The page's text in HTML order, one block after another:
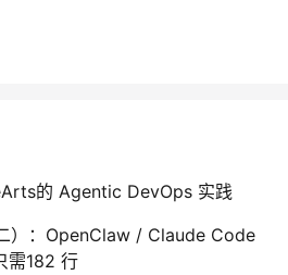
的 Agentic DevOps 实践
）：OpenClaw / Claude Code
需182 行